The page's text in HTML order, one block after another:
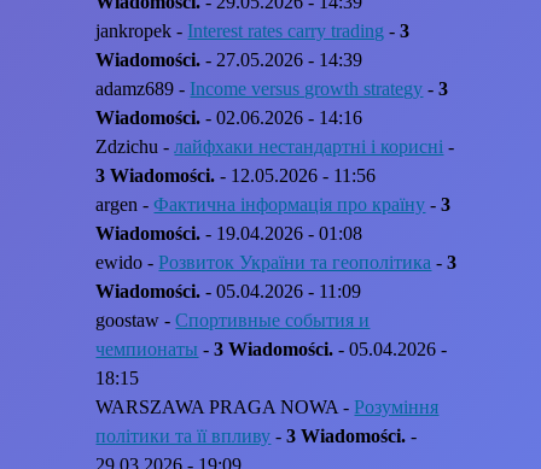
jankropek - Interest rates carry trading -3
Wiadomości. - 27.05.2026 - 14:39
adamz689 - Income versus growth strategy -3
Wiadomości. - 02.06.2026 - 14:16
Zdzichu -лайфхаки нестандартні і корисні -
3 Wiadomości. - 12.05.2026 - 11:56
argen -Фактична інформація про країну -3
Wiadomości. - 19.04.2026 - 01:08
ewido -Розвиток України та геополітика -3
Wiadomości. - 05.04.2026 - 11:09
goostaw -Спортивные события и
чемпионаты -3 Wiadomości. - 05.04.2026 -
18:15
WARSZAWA PRAGA NOWA -Розуміння
політики та її впливу -3 Wiadomości. -
29.03.2026 - 19:09